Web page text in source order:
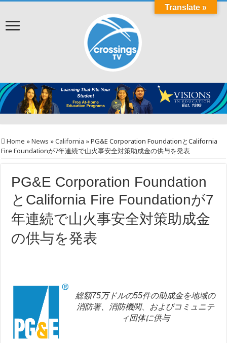
Home »News »California »PG&E Corporation FoundationとCalifornia
Fire Foundationが7年連続で山火事安全対策助成金の供与を発表
PG&E Corporation Foundation
とCalifornia Fire Foundationが7
年連続で山火事安全対策助成金
の供与を発表
総額75万ドルの55件の助成金を地域の
消防署、消防機関、およびコミュニテ
ィ団体に供与
Translate »